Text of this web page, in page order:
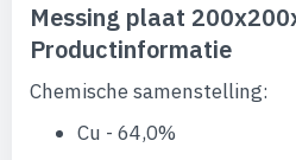
Messing plaat
Productinformatie
Chemische samenstelling:
Cu - 64,0%